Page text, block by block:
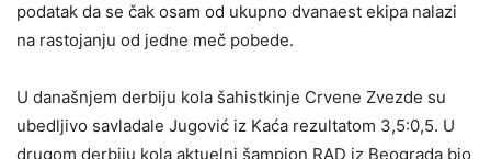
podatak da se čak osam od ukupno dvanaest ekipa nalazi
na rastojanju od jedne meč pobede.
U današnjem derbiju kola šahistkinje Crvene Zvezde su
ubedljivo savladale Jugović iz Kaća rezultatom 3,5:0,5. U
drugom derbiju kola aktuelni šampion RAD iz Beograda bio